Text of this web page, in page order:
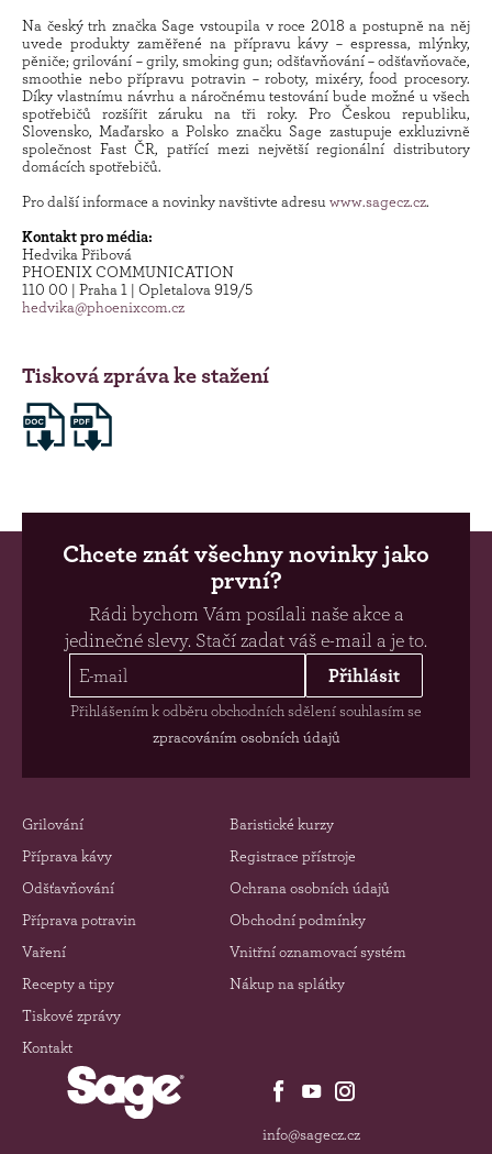
Na český trh značka Sage vstoupila v roce 2018 a postupně na něj
uvede produkty zaměřené na přípravu kávy – espressa, mlýnky,
pěniče; grilování – grily, smoking gun; odšťavňování – odšťavňovače,
smoothie nebo přípravu potravin – roboty, mixéry, food procesory.
Díky vlastnímu návrhu a náročnému testování bude možné u všech
spotřebičů rozšířit záruku na tři roky. Pro Českou republiku,
Slovensko, Maďarsko a Polsko značku Sage zastupuje exkluzivně
společnost Fast ČR, patřící mezi největší regionální distributory
domácích spotřebičů.
Pro další informace a novinky navštivte adresu www.sagecz.cz.
Kontakt pro média:
Hedvika Přibová
PHOENIX COMMUNICATION
110 00 | Praha 1 | Opletalova 919/5
hedvika@phoenixcom.cz
Tisková zpráva ke stažení
Chcete znát všechny novinky jako
první?
Rádi bychom Vám posílali naše akce a
jedinečné slevy. Stačí zadat váš e-mail a je to.
Přihlásit
Přihlášením k odběru obchodních sdělení souhlasím se
zpracováním osobních údajů
Grilování
Příprava kávy
Odšťavňování
Příprava potravin
Vaření
Recepty a tipy
Tiskové zprávy
Kontakt
Baristické kurzy
Registrace přístroje
Ochrana osobních údajů
Obchodní podmínky
Vnitřní oznamovací systém
Nákup na splátky
info@sagecz.cz